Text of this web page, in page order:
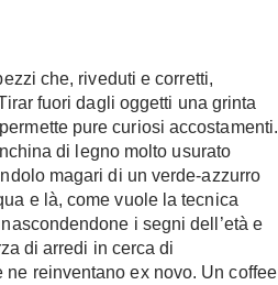
che, riveduti e corretti,
fuori dagli oggetti una grinta
pure curiosi accostamenti.
di legno molto usurato
magari di un verde-azzurro
e là, come vuole la tecnica
i segni dell’età e
di arredi in cerca di
reinventano ex novo. Un coffee